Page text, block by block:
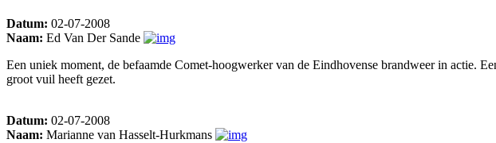
Datum: 02-07-2008
Naam: Ed Van Der Sande
Een uniek moment, de befaamde Comet-hoogwerker van de Eindhovense brandweer in actie.
groot vuil heeft gezet.
Datum: 02-07-2008
Naam: Marianne van Hasselt-Hurkmans